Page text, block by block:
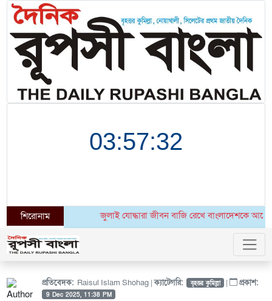
শিরোনাম জুলাই যোদ্ধারা জীবন বাজি রেখে বাংলাদেশকে আরেকবার
প্রতিবেদক: Raisul Islam Shohag |ক্যাটেগরি: বৃহত্তর কুমিল্লা | প্রকাশ:
9 Dec 2025, 11:38 PM